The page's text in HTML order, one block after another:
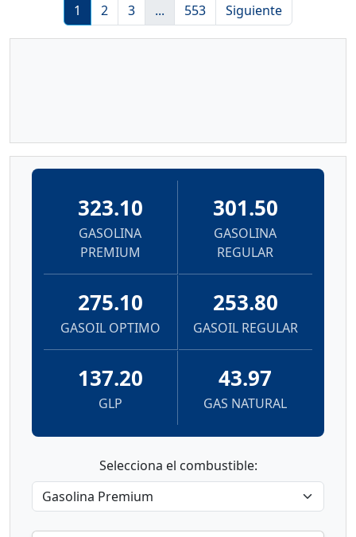
1 2 3 ... 553 Siguiente
323.10
GASOLINA
PREMIUM
301.50
GASOLINA
REGULAR
275.10
GASOIL OPTIMO
253.80
GASOIL REGULAR
137.20
GLP
43.97
GAS NATURAL
Selecciona el combustible: